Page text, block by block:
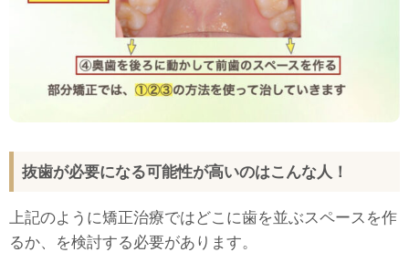
抜歯が必要になる可能性が高いのはこんな人！
上記のように矯正治療ではどこに歯を並ぶスペースを作
るか、を検討する必要があります。